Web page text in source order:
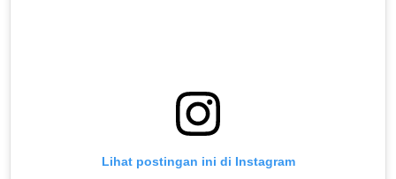
Lihat postingan ini di Instagram